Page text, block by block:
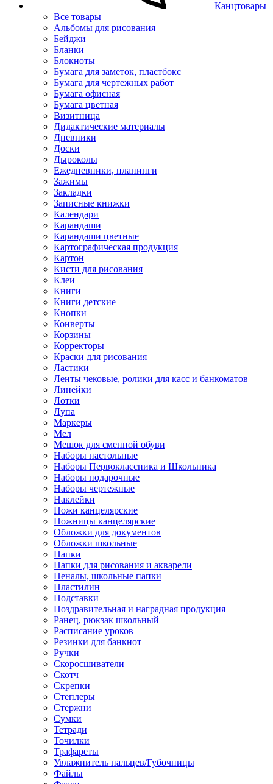
Канцтовары
Все товары
Альбомы для рисования
Бейджи
Бланки
Блокноты
Бумага для заметок, пластбокс
Бумага для чертежных работ
Бумага офисная
Бумага цветная
Визитница
Дидактические материалы
Дневники
Доски
Дыроколы
Ежедневники, планинги
Зажимы
Закладки
Записные книжки
Календари
Карандаши
Карандаши цветные
Картографическая продукция
Картон
Кисти для рисования
Клеи
Книги
Книги детские
Кнопки
Конверты
Корзины
Корректоры
Краски для рисования
Ластики
Ленты чековые, ролики для касс и банкоматов
Линейки
Лотки
Лупа
Маркеры
Мел
Мешок для сменной обуви
Наборы настольные
Наборы Первоклассника и Школьника
Наборы подарочные
Наборы чертежные
Наклейки
Ножи канцелярские
Ножницы канцелярские
Обложки для документов
Обложки школьные
Папки
Папки для рисования и акварели
Пеналы, школьные папки
Пластилин
Подставки
Поздравительная и наградная продукция
Ранец, рюкзак школьный
Расписание уроков
Резинки для банкнот
Ручки
Скоросшиватели
Скотч
Скрепки
Степлеры
Стержни
Сумки
Тетради
Точилки
Трафареты
Увлажнитель пальцев/Губочницы
Файлы